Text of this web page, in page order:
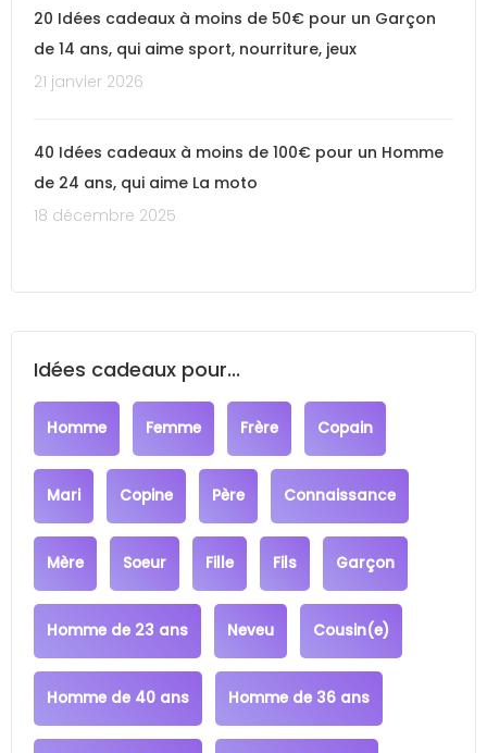
20 Idées cadeaux à moins de 50€ pour un Garçon
de 14 ans, qui aime sport, nourriture, jeux
21 janvier 2026
40 Idées cadeaux à moins de 100€ pour un Homme
de 24 ans, qui aime La moto
18 décembre 2025
Idées cadeaux pour...
Homme Femme Frère Copain
Mari Copine Père Connaissance
Mère Soeur Fille Fils Garçon
Homme de 23 ans Neveu Cousin(e)
Homme de 40 ans Homme de 36 ans